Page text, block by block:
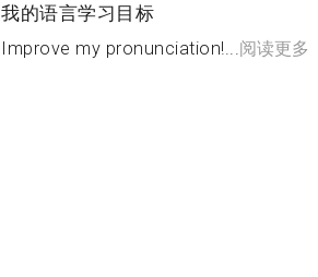
我的语言学习目标
Improve my pronunciation!... 阅读更多